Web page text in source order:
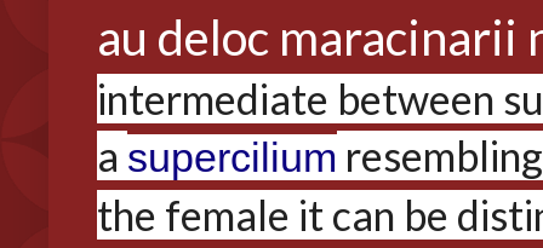
au deloc maracinarii
intermediate between
a supercilium
the female it can be